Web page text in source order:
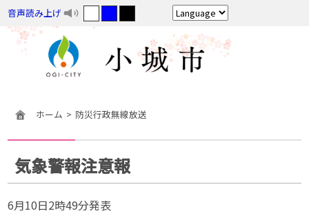
音声読み上げ
ホーム 防災行政無線放送
気象警報注意報
6月10日2時49分発表